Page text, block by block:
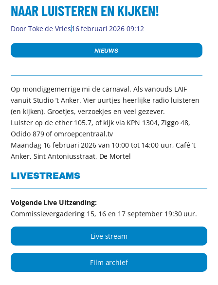
NAAR LUISTEREN EN KIJKEN!
Door Toke de Vries16 februari 2026 09:12
NIEUWS
Op mondiggemerrige mi de carnaval. Als vanouds LAIF
vanuit Studio ’t Anker. Vier uurtjes heerlijke radio luisteren
(en kijken). Groetjes, verzoekjes en veel gezever.
Luister op de ether 105.7, of kijk via KPN 1304, Ziggo 48,
Odido 879 of omroepcentraal.tv
Maandag 16 februari 2026 van 10:00 tot 14:00 uur, Café ’t
Anker, Sint Antoniusstraat, De Mortel
LIVESTREAMS
Volgende Live Uitzending:
Commissievergadering 15, 16 en 17 september 19:30 uur.
Live stream
Film archief